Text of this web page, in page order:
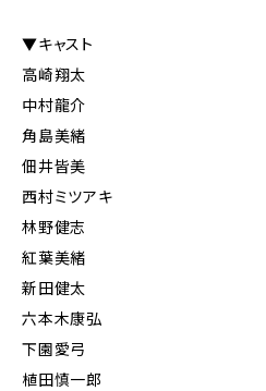
▼キャスト
高崎翔太
中村龍介
角島美緒
佃井皆美
西村ミツアキ
林野健志
紅葉美緒
新田健太
六本木康弘
下園愛弓
植田慎一郎